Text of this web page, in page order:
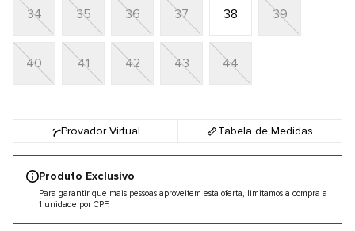
34 35 36 37 38 39
40 41 42 43 44
Provador Virtual Tabela de Medidas
Produto Exclusivo
Para garantir que mais pessoas aproveitem esta oferta, limitamos a compra a
1 unidade por CPF.